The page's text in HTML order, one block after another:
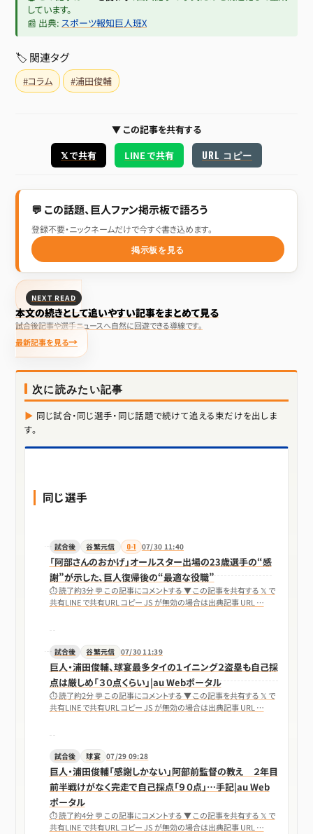
しています。
📰 出典: スポーツ報知巨人班X
🏷 関連タグ
#コラム #浦田俊輔
▼ この記事を共有する
𝕏 で共有
LINE で共有 URL コピー
💬 この話題、巨人ファン掲示板で語ろう
登録不要・ニックネームだけで今すぐ書き込めます。
掲示板を見る
NEXT READ
本文の続きとして追いやすい記事をまとめて見る
試合後記事や選手ニュースへ自然に回遊できる導線です。
最新記事を見る
次に読みたい記事
同じ試合・同じ選手・同じ話題で続けて追える束だけを出しま
す。
同じ選手
試合後 谷繁元信 0-1 07/30 11:40
「阿部さんのおかげ」オールスター出場の23歳選手の“感
謝”が示した、巨人復帰後の“最適な役職”
⏱ 読了約3分 💬 この記事にコメントする ▼ この記事を共有する 𝕏 で
共有LINE で共有URL コピー JS が無効の場合は出典記事 URL …
試合後 谷繁元信 07/30 11:39
巨人・浦田俊輔、球宴最多タイの１イニング２盗塁も自己採
点は厳しめ「３０点くらい」|au Webポータル
⏱ 読了約2分 💬 この記事にコメントする ▼ この記事を共有する 𝕏 で
共有LINE で共有URL コピー JS が無効の場合は出典記事 URL …
試合後 球宴 07/29 09:28
巨人・浦田俊輔「感謝しかない」阿部前監督の教え ２年目
前半戦けがなく完走で自己採点「９０点」…手記|au Web
ポータル
⏱ 読了約4分 💬 この記事にコメントする ▼ この記事を共有する 𝕏 で
共有LINE で共有URL コピー JS が無効の場合は出典記事 URL …